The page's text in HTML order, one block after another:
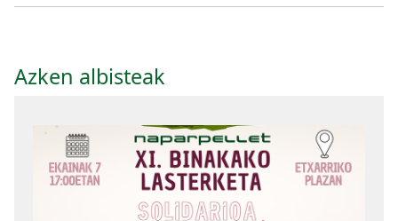
Azken albisteak